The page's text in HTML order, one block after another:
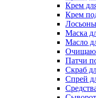
Крем
Крем
Маска
Масло
Патчи
Скраб
Спрей